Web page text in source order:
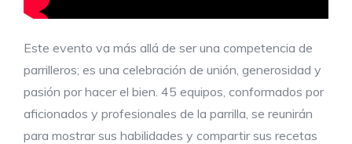
Este evento va más allá de ser una competencia de
parrilleros; es una celebración de unión, generosidad y
pasión por hacer el bien. 45 equipos, conformados por
aficionados y profesionales de la parrilla, se reunirán
para mostrar sus habilidades y compartir sus recetas